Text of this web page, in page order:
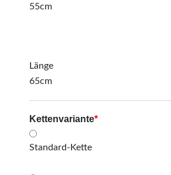
55cm
Länge
65cm
*
Kettenvariante
Standard-Kette